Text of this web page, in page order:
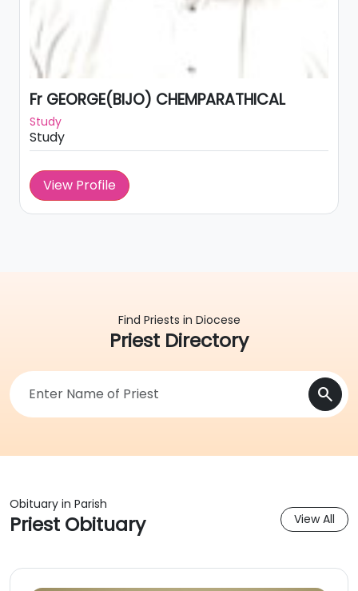
Fr GEORGE(BIJO) CHEMPARATHICAL
Study
Study
View Profile
Find Priests in Diocese
Priest Directory
search
View All
Obituary in Parish
Priest Obituary